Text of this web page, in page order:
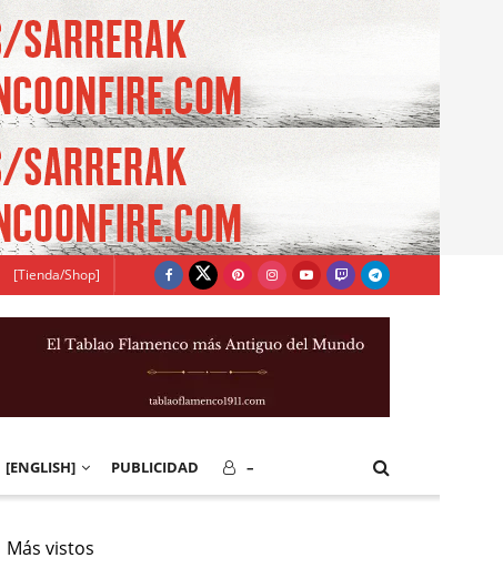
[Tienda/Shop]
[ENGLISH] PUBLICIDAD –
Más vistos